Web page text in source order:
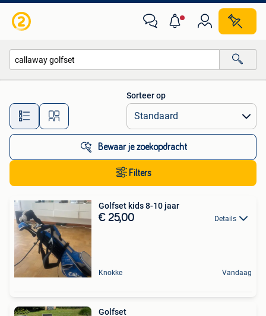
Alle afstanden…
Sorteer op
Bewaar je zoekopdracht
Filters
Golfset kids 8-10 jaar
€ 25,00 Details
Knokke Vandaag
Golfset